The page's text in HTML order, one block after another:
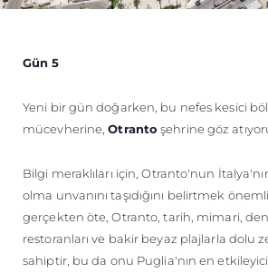
Gün 5
Yeni bir gün doğarken, bu nefes kesici
mücevherine,Otranto şehrine göz
Bilgi meraklıları için, Otranto'nun
olma unvanını taşıdığını belirtmek
gerçekten öte, Otranto, tarih, mimari,
restoranları ve bakir beyaz plajlarla dolu
sahiptir, bu da onu Puglia'nın en